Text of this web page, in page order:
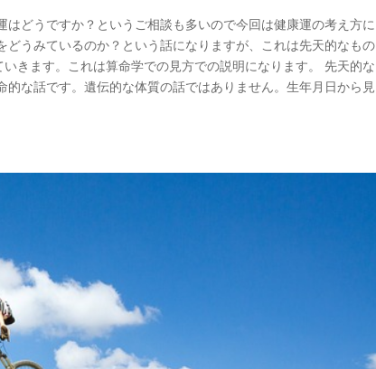
どうですか？というご相談も多いので今回は健康運の考え方に
うみているのか？という話になりますが、これは先天的なもの
きます。これは算命学での見方での説明になります。 先天的な
な話です。遺伝的な体質の話ではありません。生年月日から見